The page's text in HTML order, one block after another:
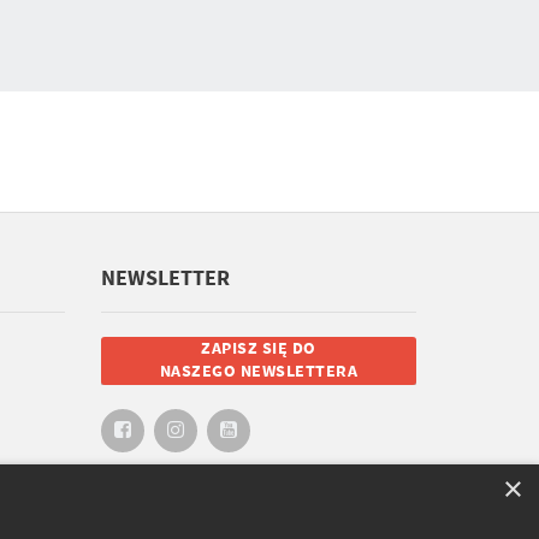
NEWSLETTER
ZAPISZ SIĘ DO
NASZEGO NEWSLETTERA
×